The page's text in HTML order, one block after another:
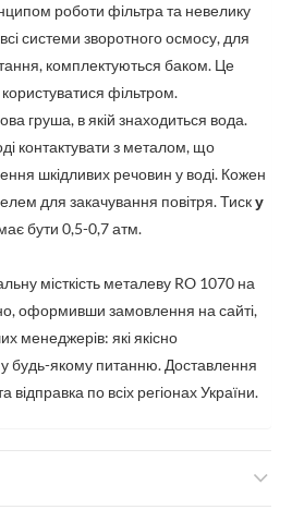
роботи фільтра та невелику
всі системи зворотного осмосу, для
комплектуються баком. Це
фільтром.
груша, в якій знаходиться вода.
контактувати з металом, що
шкідливих речовин у воді. Кожен
для закачування повітря. Тиску
бути 0,5-0,7 атм.
місткість металеву RO 1070 на
оформивши замовлення на сайті,
менеджерів: які якісно
будь-якому питанню. Доставлення
відправка по всіх регіонах України.